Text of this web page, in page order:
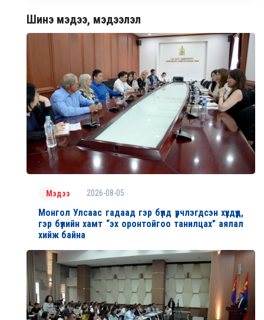
Шинэ мэдээ, мэдээлэл
Мэдээ 2026-08-05
Монгол Улсаас гадаад гэр бүлд үрчлэгдсэн хүүхдүүд,
гэр бүлийн хамт “эх оронтойгоо танилцах” аялал
хийж байна